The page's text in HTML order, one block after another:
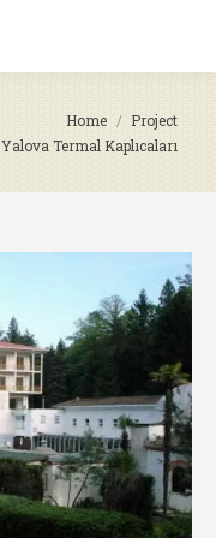
Home
Project
Yalova Termal Kaplıcaları